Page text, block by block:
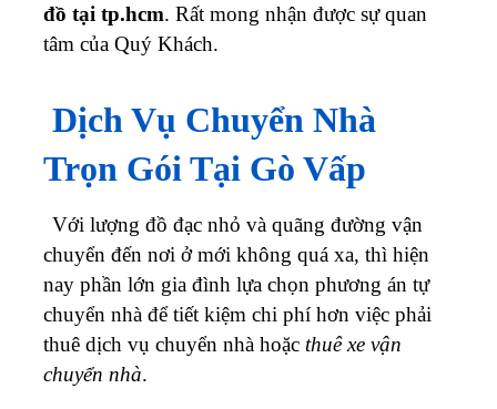
đồ tại tp.hcm. Rất mong nhận được sự quan
tâm của Quý Khách.
Dịch Vụ Chuyển Nhà
Trọn Gói Tại Gò Vấp
Với lượng đồ đạc nhỏ và quãng đường vận
chuyển đến nơi ở mới không quá xa, thì hiện
nay phần lớn gia đình lựa chọn phương án tự
chuyển nhà để tiết kiệm chi phí hơn việc phải
thuê dịch vụ chuyển nhà hoặc thuê xe vận
chuyển nhà.